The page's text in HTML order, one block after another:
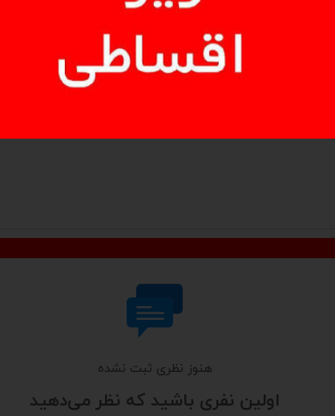
هنوز نظری ثبت نشده
اولین نفری باشید که نظر می‌دهید